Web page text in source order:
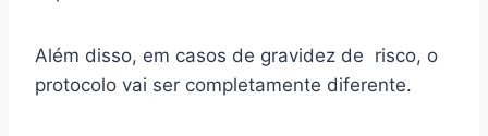
Além disso, em casos de gravidez de risco, o
protocolo vai ser completamente diferente.